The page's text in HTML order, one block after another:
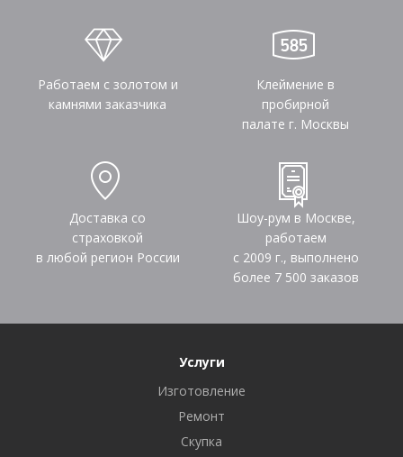
Работаем с золотом и
камнями заказчика
Клеймение в
пробирной
палате г. Москвы
Доставка со
страховкой
в любой регион России
Шоу-рум в Москве,
работаем
с 2009 г., выполнено
более 7 500 заказов
Услуги
Изготовление
Ремонт
Скупка